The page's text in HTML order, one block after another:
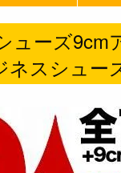
ューズ9cm
スシュー